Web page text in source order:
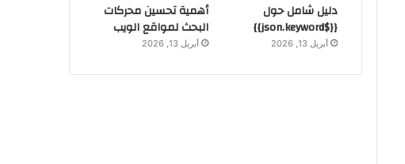
دليل شامل حول
{{$json.keyword}}
أبريل 13, 2026
أهمية تحسين محركات
البحث لمواقع الويب
أبريل 13, 2026